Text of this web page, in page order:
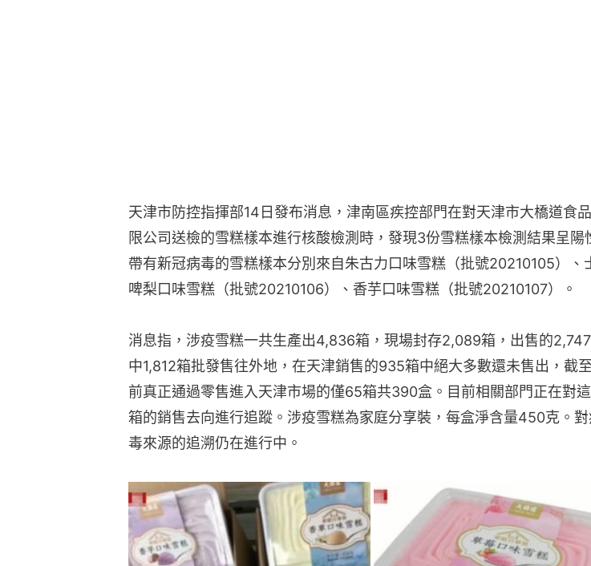
天津市防控指揮部14日發布消息，津南區疾控部門在對天津市大橋道食
限公司送檢的雪糕樣本進行核酸檢測時，發現3份雪糕樣本檢測結果呈陽
帶有新冠病毒的雪糕樣本分別來自朱古力口味雪糕（批號20210105）、
啤梨口味雪糕（批號20210106）、香芋口味雪糕（批號20210107）。
消息指，涉疫雪糕一共生產出4,836箱，現場封存2,089箱，出售的
中1,812箱批發售往外地，在天津銷售的935箱中絕大多數還未售出，截
前真正通過零售進入天津市場的僅65箱共390盒。目前相關部門正在對
箱的銷售去向進行追蹤。涉疫雪糕為家庭分享裝，每盒淨含量450克。
毒來源的追溯仍在進行中。